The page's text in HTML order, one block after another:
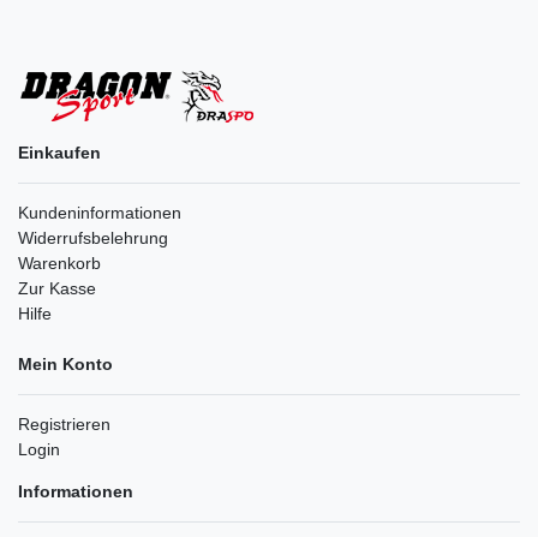
Einkaufen
Kundeninformationen
Widerrufsbelehrung
Warenkorb
Zur Kasse
Hilfe
Mein Konto
Registrieren
Login
Informationen